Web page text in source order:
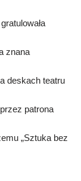
znana
deskach teatru
przez patrona
„Sztuka bez